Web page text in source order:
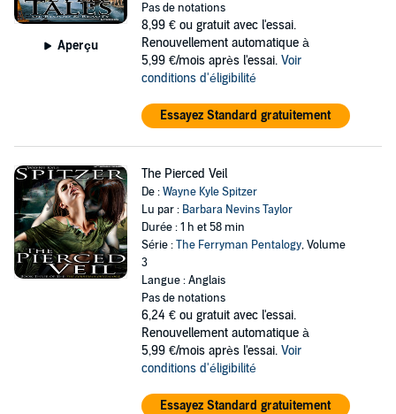
Aperçu
Pas de notations
8,99 € ou gratuit avec l'essai.
Renouvellement automatique à
5,99 €/mois après l'essai. Voir
conditions d'éligibilité
Essayez Standard gratuitement
The Pierced Veil
De :Wayne Kyle Spitzer
Lu par : Barbara Nevins Taylor
Durée : 1 h et 58 min
Série :The Ferryman Pentalogy, Volume
3
Langue : Anglais
Pas de notations
6,24 € ou gratuit avec l'essai.
Renouvellement automatique à
5,99 €/mois après l'essai. Voir
conditions d'éligibilité
Essayez Standard gratuitement